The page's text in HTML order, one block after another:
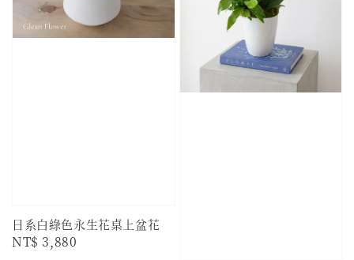
日系白綠色永生花桌上盆花
Regular
NT$ 3,880